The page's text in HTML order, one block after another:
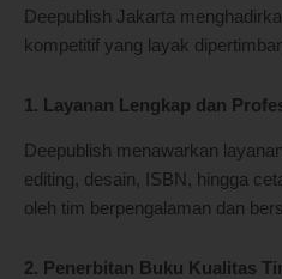
Deepublish Jakarta
kompetitif yang layak
1. Layanan Lengkap dan
Deepublish menawarkan
editing, desain, ISBN, hingga
oleh tim berpengalaman dan
2. Penerbitan Buku Kualitas